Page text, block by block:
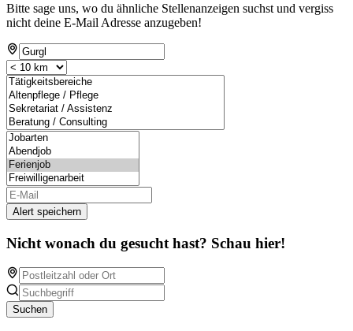
Bitte sage uns, wo du ähnliche Stellenanzeigen suchst und vergiss
nicht deine E-Mail Adresse anzugeben!
Alert speichern
Nicht wonach du gesucht hast? Schau hier!
Suchen